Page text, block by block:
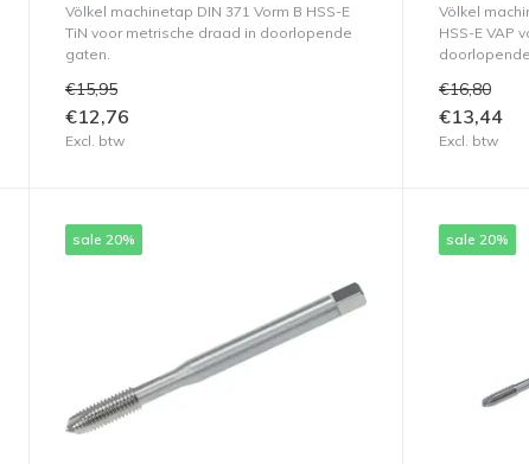
Völkel machinetap DIN 371 Vorm B HSS-E
TiN voor metrische draad in doorlopende
gaten.
€15,95
€12,76
Excl. btw
Völkel
HSS-E VAP
€16,80
€13,44
Excl. btw
sale 20% sale 20%